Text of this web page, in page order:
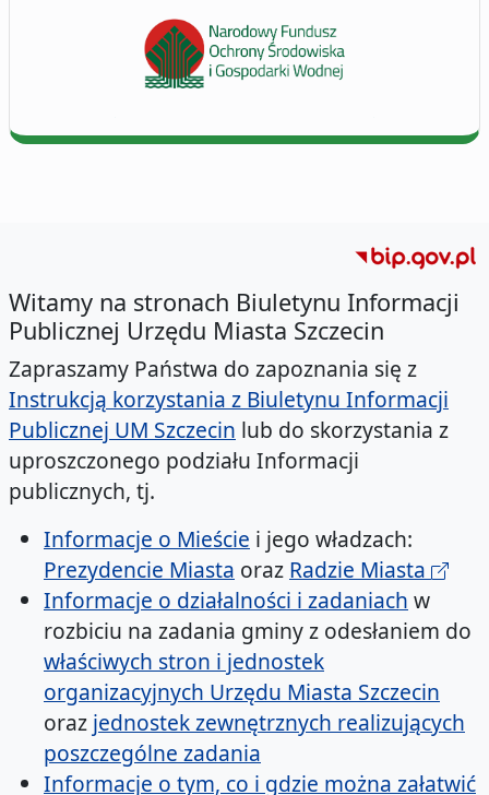
Witamy na stronach Biuletynu Informacji
Publicznej Urzędu Miasta Szczecin
Zapraszamy Państwa do zapoznania się z
Instrukcją korzystania z Biuletynu Informacji
Publicznej UM Szczecin lub do skorzystania z
uproszczonego podziału Informacji
publicznych, tj.
Informacje o Mieście i jego władzach:
Prezydencie Miasta oraz Radzie Miasta
Informacje o działalności i zadaniach w
rozbiciu na zadania gminy z odesłaniem do
właściwych stron i jednostek
organizacyjnych Urzędu Miasta Szczecin
oraz jednostek zewnętrznych realizujących
poszczególne zadania
Informacje o tym, co i gdzie można załatwić